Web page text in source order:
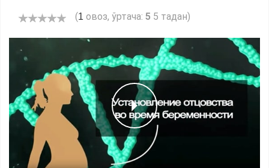
(1 овоз, ўртача: 5 5 тадан)